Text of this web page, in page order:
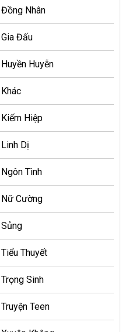
Đồng Nhân
Gia Đấu
Huyền Huyễn
Khác
Kiếm Hiệp
Linh Dị
Ngôn Tình
Nữ Cường
Sủng
Tiểu Thuyết
Trọng Sinh
Truyện Teen